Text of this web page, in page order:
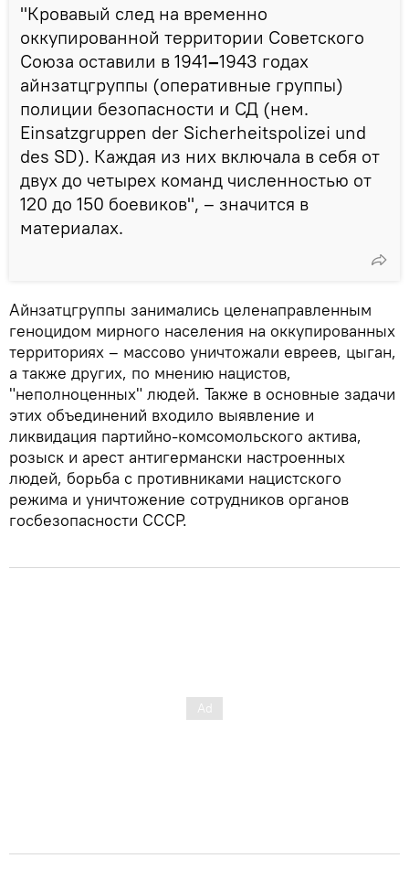
"Кровавый след на временно
оккупированной территории Советского
Союза оставили в 1941–1943 годах
айнзатцгруппы (оперативные группы)
полиции безопасности и СД (нем.
Einsatzgruppen der Sicherheitspolizei und
des SD). Каждая из них включала в себя от
двух до четырех команд численностью от
120 до 150 боевиков", – значится в
материалах.
Айнзатцгруппы занимались целенаправленным
геноцидом мирного населения на оккупированных
территориях – массово уничтожали евреев, цыган,
а также других, по мнению нацистов,
"неполноценных" людей. Также в основные задачи
этих объединений входило выявление и
ликвидация партийно-комсомольского актива,
розыск и арест антигермански настроенных
людей, борьба с противниками нацистского
режима и уничтожение сотрудников органов
госбезопасности СССР.